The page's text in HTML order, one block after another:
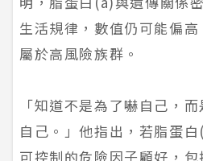
生活規律，數值仍可能偏
屬於高風險族群。
「知道不是為了嚇自己，
自己。」他指出，若脂蛋
可控制的危險因子顧好，